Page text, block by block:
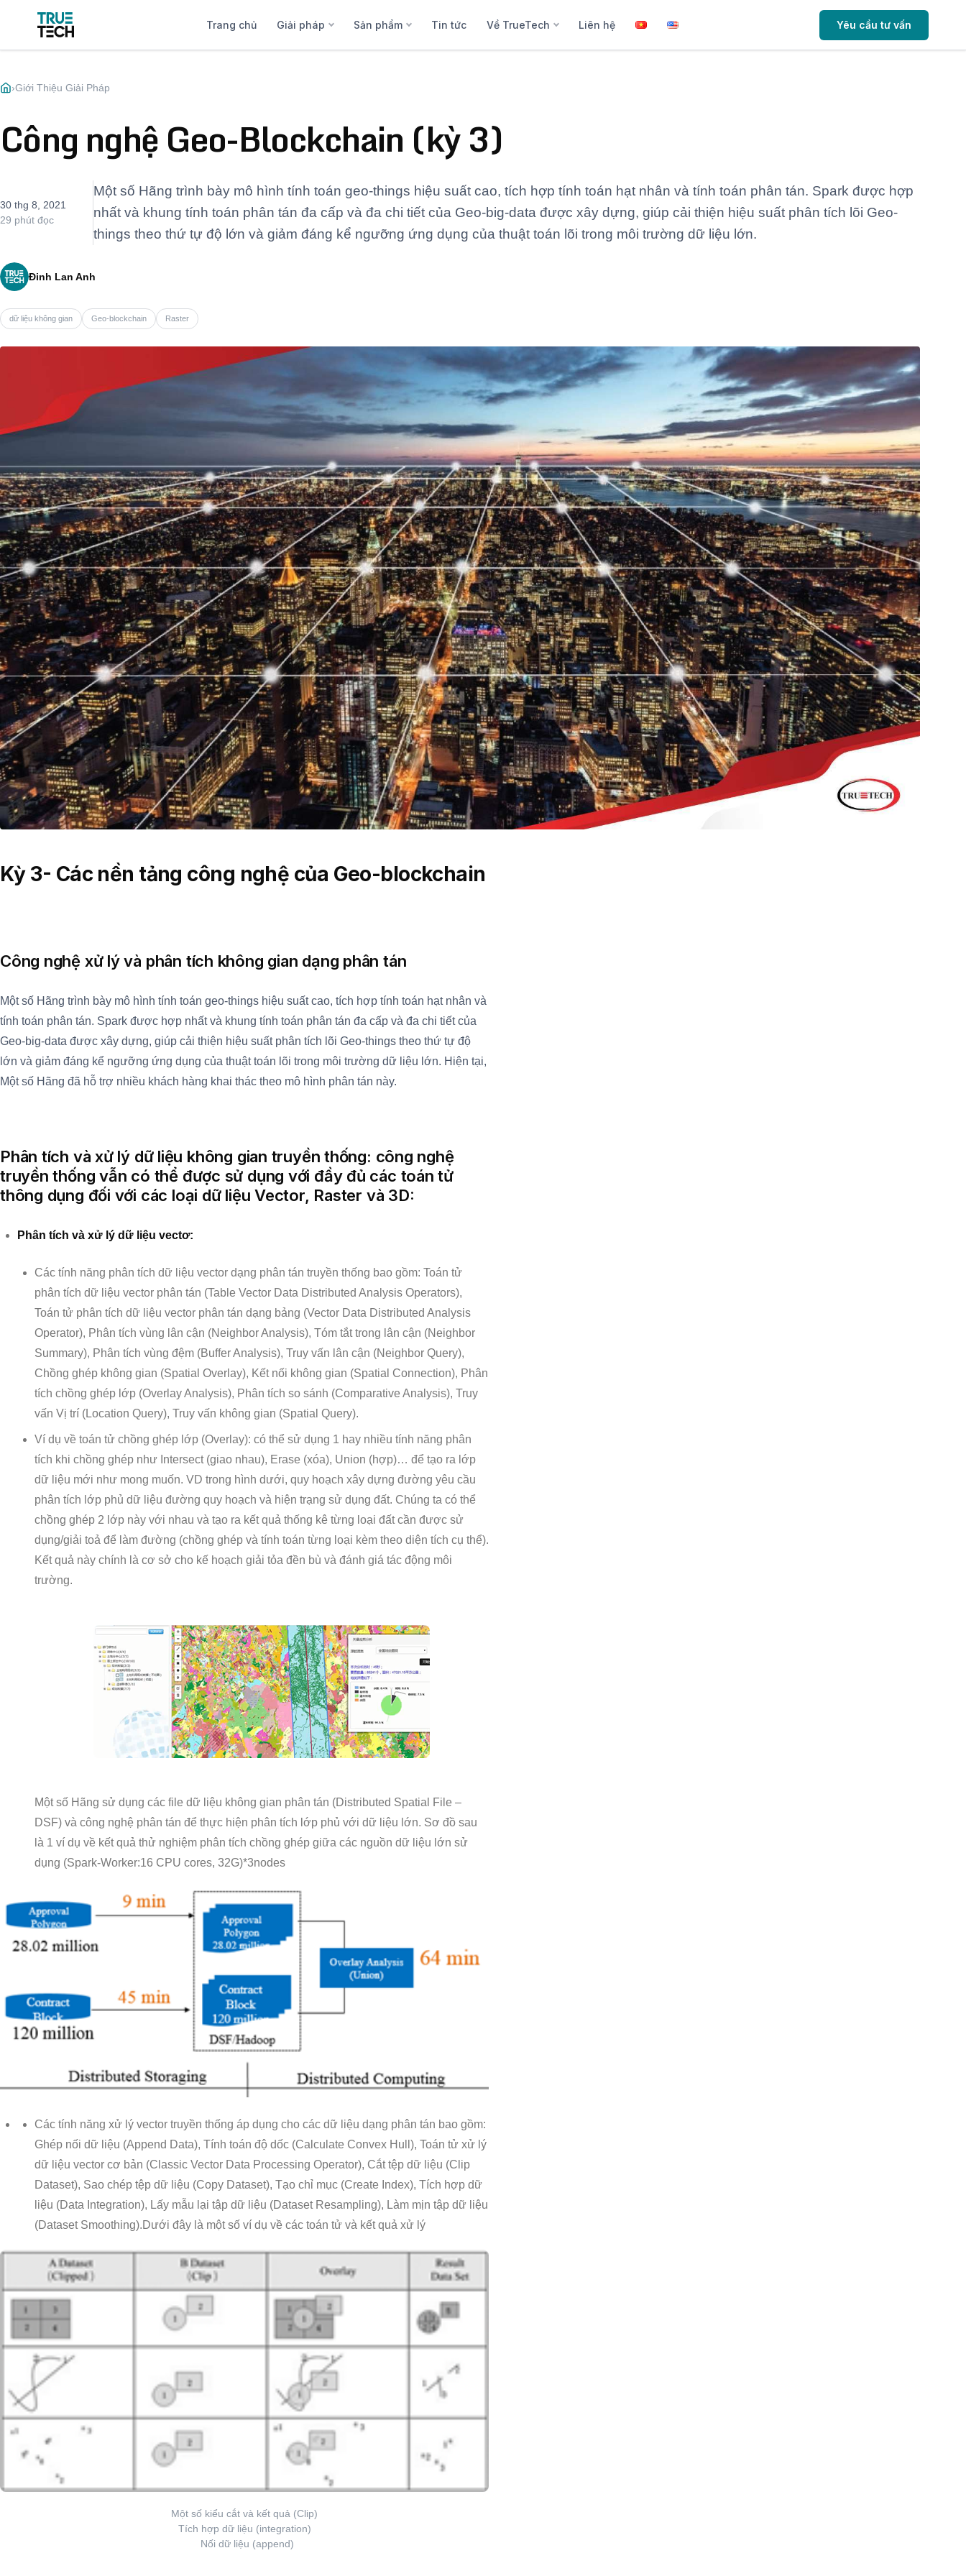
Trang chủ Giải pháp Sản phẩm Tin tức Về TrueTech Liên hệ Yêu cầu tư vấn
›Giới Thiệu Giải Pháp
Công nghệ Geo-Blockchain (kỳ 3)
30 thg 8, 2021
29 phút đọc
Một số Hãng trình bày mô hình tính toán geo-things hiệu suất cao, tích hợp tính toán hạt nhân và tính toán phân tán. Spark được hợp
nhất và khung tính toán phân tán đa cấp và đa chi tiết của Geo-big-data được xây dựng, giúp cải thiện hiệu suất phân tích lõi Geo-
things theo thứ tự độ lớn và giảm đáng kể ngưỡng ứng dụng của thuật toán lõi trong môi trường dữ liệu lớn.
Đinh Lan Anh
dữ liệu không gian Geo-blockchain Raster
Kỳ 3- Các nền tảng công nghệ của Geo-blockchain
Công nghệ xử lý và phân tích không gian dạng phân tán
Một số Hãng trình bày mô hình tính toán geo-things hiệu suất cao, tích hợp tính toán hạt nhân và
tính toán phân tán. Spark được hợp nhất và khung tính toán phân tán đa cấp và đa chi tiết của
Geo-big-data được xây dựng, giúp cải thiện hiệu suất phân tích lõi Geo-things theo thứ tự độ
lớn và giảm đáng kể ngưỡng ứng dụng của thuật toán lõi trong môi trường dữ liệu lớn. Hiện tại,
Một số Hãng đã hỗ trợ nhiều khách hàng khai thác theo mô hình phân tán này.
Phân tích và xử lý dữ liệu không gian truyền thống: công nghệ
truyền thống vẫn có thể được sử dụng với đầy đủ các toán tử
thông dụng đối với các loại dữ liệu Vector, Raster và 3D:
Phân tích và xử lý dữ liệu vectơ:
Các tính năng phân tích dữ liệu vector dạng phân tán truyền thống bao gồm: Toán tử
phân tích dữ liệu vector phân tán (Table Vector Data Distributed Analysis Operators),
Toán tử phân tích dữ liệu vector phân tán dạng bảng (Vector Data Distributed Analysis
Operator), Phân tích vùng lân cận (Neighbor Analysis), Tóm tắt trong lân cận (Neighbor
Summary), Phân tích vùng đệm (Buffer Analysis), Truy vấn lân cận (Neighbor Query),
Chồng ghép không gian (Spatial Overlay), Kết nối không gian (Spatial Connection), Phân
tích chồng ghép lớp (Overlay Analysis), Phân tích so sánh (Comparative Analysis), Truy
vấn Vị trí (Location Query), Truy vấn không gian (Spatial Query).
Ví dụ về toán tử chồng ghép lớp (Overlay): có thể sử dụng 1 hay nhiều tính năng phân
tích khi chồng ghép như Intersect (giao nhau), Erase (xóa), Union (hợp)… để tạo ra lớp
dữ liệu mới như mong muốn. VD trong hình dưới, quy hoạch xây dựng đường yêu cầu
phân tích lớp phủ dữ liệu đường quy hoạch và hiện trạng sử dụng đất. Chúng ta có thể
chồng ghép 2 lớp này với nhau và tạo ra kết quả thống kê từng loại đất cần được sử
dụng/giải toả để làm đường (chồng ghép và tính toán từng loại kèm theo diện tích cụ thể).
Kết quả này chính là cơ sở cho kế hoạch giải tỏa đền bù và đánh giá tác động môi
trường.
Một số Hãng sử dụng các file dữ liệu không gian phân tán (Distributed Spatial File –
DSF) và công nghệ phân tán để thực hiện phân tích lớp phủ với dữ liệu lớn. Sơ đồ sau
là 1 ví dụ về kết quả thử nghiệm phân tích chồng ghép giữa các nguồn dữ liệu lớn sử
dụng (Spark-Worker:16 CPU cores, 32G)*3nodes
Các tính năng xử lý vector truyền thống áp dụng cho các dữ liệu dạng phân tán bao gồm:
Ghép nối dữ liệu (Append Data), Tính toán độ dốc (Calculate Convex Hull), Toán tử xử lý
dữ liệu vector cơ bản (Classic Vector Data Processing Operator), Cắt tệp dữ liệu (Clip
Dataset), Sao chép tệp dữ liệu (Copy Dataset), Tạo chỉ mục (Create Index), Tích hợp dữ
liệu (Data Integration), Lấy mẫu lại tập dữ liệu (Dataset Resampling), Làm mịn tập dữ liệu
(Dataset Smoothing).Dưới đây là một số ví dụ về các toán tử và kết quả xử lý
Một số kiểu cắt và kết quả (Clip)
Tích hợp dữ liệu (integration)
Nối dữ liệu (append)